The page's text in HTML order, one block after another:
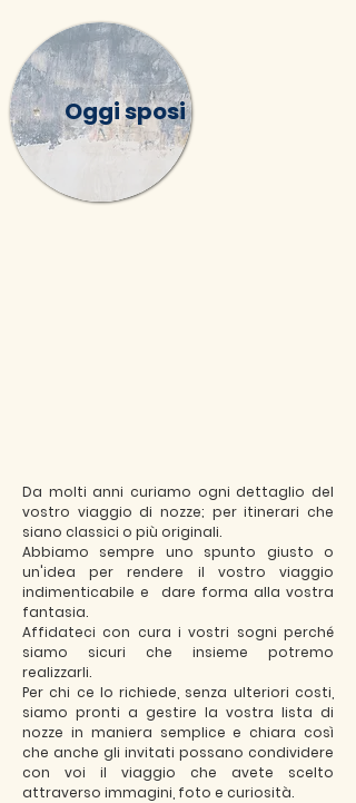
Oggi sposi
Da molti anni curiamo ogni dettaglio del
vostro viaggio di nozze; per itinerari che
siano classici o più originali.
Abbiamo sempre uno spunto giusto o
un'idea per rendere il vostro viaggio
indimenticabile e dare forma alla vostra
fantasia.
Affidateci con cura i vostri sogni perché
siamo sicuri che insieme potremo
realizzarli.
Per chi ce lo richiede, senza ulteriori costi,
siamo pronti a gestire la vostra lista di
nozze in maniera semplice e chiara così
che anche gli invitati possano condividere
con voi il viaggio che avete scelto
attraverso immagini, foto e curiosità.